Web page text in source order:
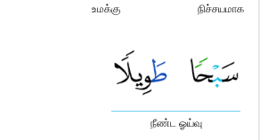
நிச்சயமாக
உமக்கு
நீண்ட ஓய்வு